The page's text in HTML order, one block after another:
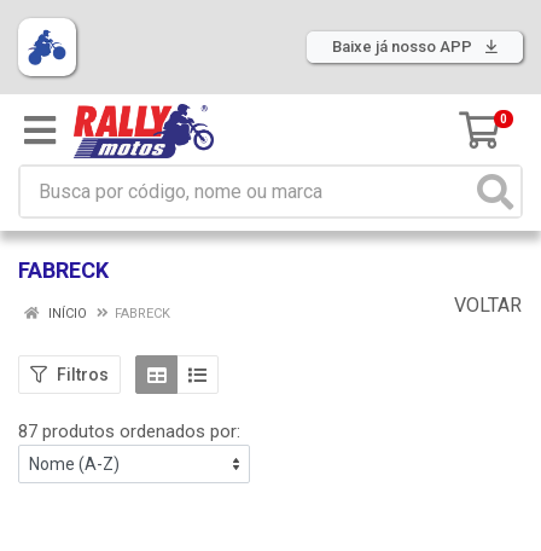
Baixe já nosso APP
0
FABRECK
VOLTAR
INÍCIO FABRECK
Filtros
87 produtos ordenados por: